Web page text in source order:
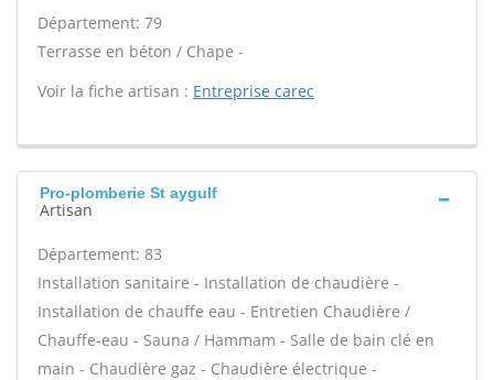
Département: 79
Terrasse en béton / Chape -
Voir la fiche artisan : Entreprise carec
Pro-plomberie St aygulf
Artisan
Département: 83
Installation sanitaire - Installation de chaudière -
Installation de chauffe eau - Entretien Chaudière /
Chauffe-eau - Sauna / Hammam - Salle de bain clé en
main - Chaudière gaz - Chaudière électrique -